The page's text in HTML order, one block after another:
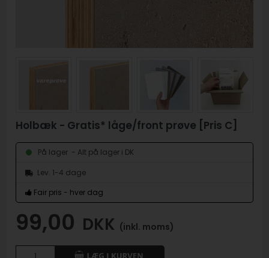
Holbæk - Gratis* låge/front prøve [Pris C]
På lager - Alt på lager i DK
Lev. 1-4 dage
Fair pris - hver dag
99,00 DKK (inkl. moms)